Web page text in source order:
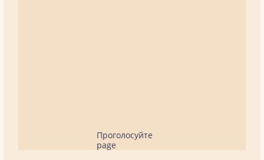
Проголосуйте
page